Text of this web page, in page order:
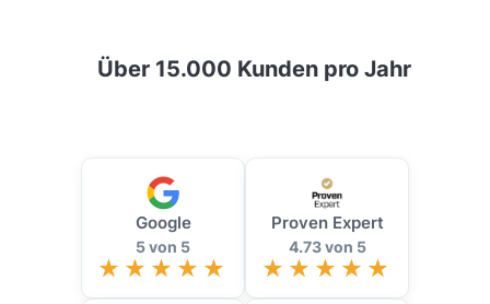
Über 15.000 Kunden pro Jahr
Google
5 von 5
Proven Expert
4.73 von 5